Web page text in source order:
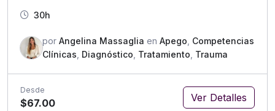
30h
por Angelina Massaglia en Apego Competencias
Clínicas Diagnóstico Tratamiento Trauma
Desde
$67.00 Ver Detalles